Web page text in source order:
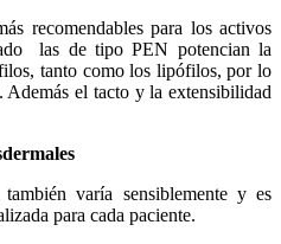
recomendables para los activos
las de tipo PEN potencian la
tanto como los lipófilos, por lo
Además el tacto y la extensibilidad
varía sensiblemente y es
para cada paciente.